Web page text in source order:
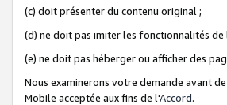
(c) doit présenter du contenu original ;
(d) ne doit pas imiter les fonctionnalités
(e) ne doit pas héberger ou afficher des
Nous examinerons votre demande avant
Mobile acceptée aux fins de l'Accord.